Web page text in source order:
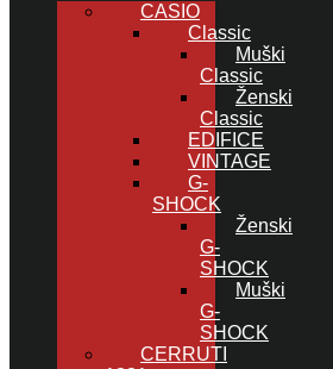
CASIO
Classic
Muški
Classic
Ženski
Classic
EDIFICE
VINTAGE
G-
SHOCK
Ženski
G-
SHOCK
Muški
G-
SHOCK
CERRUTI